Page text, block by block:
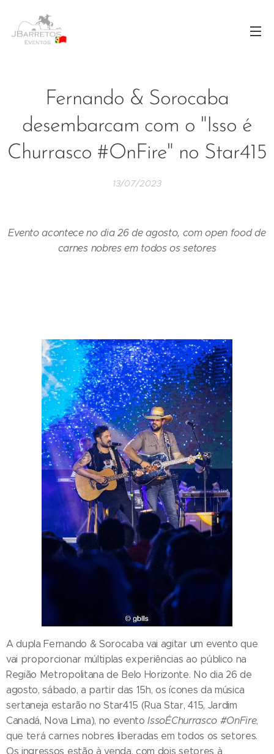
Fernando & Sorocaba
desembarcam com o "Isso é
Churrasco #OnFire" no Star415
13/07/2023
Evento acontece no dia 26 de agosto, com open food de
carnes nobres em todos os setores
A dupla Fernando & Sorocaba vai agitar um evento que
vai proporcionar múltiplas experiências ao público na
Região Metropolitana de Belo Horizonte. No dia 26 de
agosto, sábado, a partir das 15h, os ícones da música
sertaneja estarão no Star415 (Rua Star, 415, Jardim
Canadá, Nova Lima), no eventoIssoÉChurrasco#OnFire,
que terá carnes nobres liberadas em todos os setores.
Os ingressos estão à venda, com dois setores à